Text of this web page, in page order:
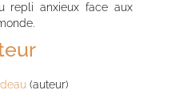
repli anxieux face aux
(auteur)